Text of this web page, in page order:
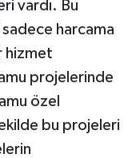
vardı. Bu
harcama
hizmet
projelerinde
özel
bu projeleri